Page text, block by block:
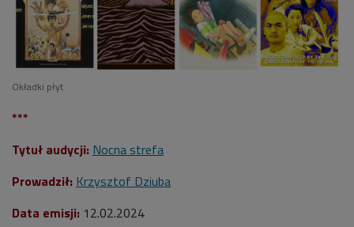
Okładki płyt
***
Tytuł audycji: Nocna strefa
Prowadził: Krzysztof Dziuba
Data emisji: 12.02.2024